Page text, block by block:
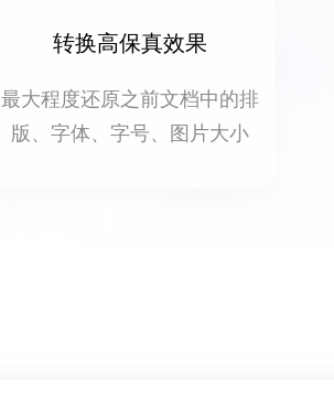
转换高保真效果
最大程度还原之前文档中的排
版、字体、字号、图片大小